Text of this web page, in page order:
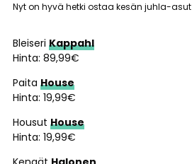
Nyt on hyvä hetki ostaa kesän juhla-asut
Bleiseri Kappahl
Hinta: 89,99€
Paita House
Hinta: 19,99€
Housut House
Hinta: 19,99€